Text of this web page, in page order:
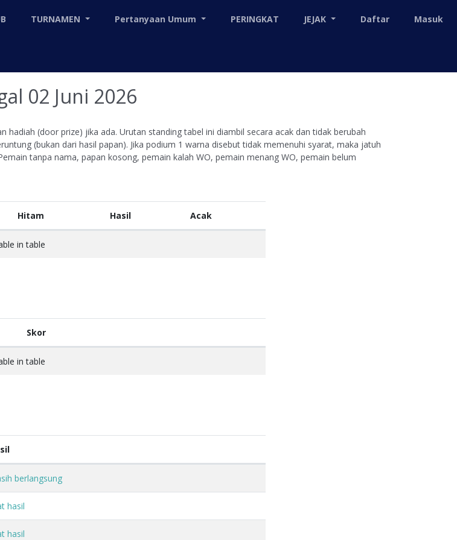
TURNAMEN Pertanyaan Umum PERINGKAT JEJAK Daftar Masuk
02 Juni 2026
(door prize) jika ada. Urutan standing tabel ini diambil secara acak dan tidak berubah
(bukan dari hasil papan). Jika podium 1 warna disebut tidak memenuhi syarat, maka jatuh
tanpa nama, papan kosong, pemain kalah WO, pemain menang WO, pemain belum
Hitam Hasil Acak
in table
Skor
in table
berlangsung
hasil
hasil